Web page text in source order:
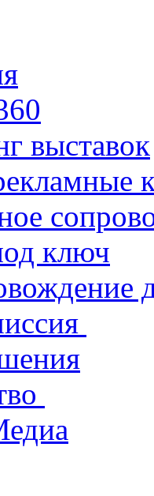
выставок
ключ